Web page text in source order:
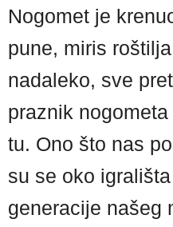
Nogomet je
pune, miris
nadaleko, sve
praznik
tu. Ono što nas
su se oko
generacije našeg